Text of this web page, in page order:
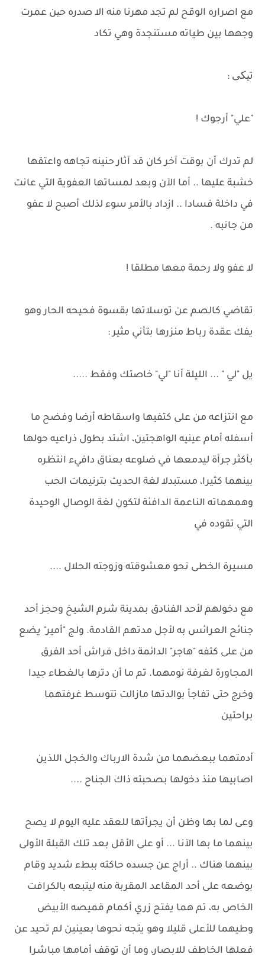
مع اصراره الوقح لم تجد مهرنا منه الا صدره حین عمرت
وجهها بين طياته مستنجدة وهي تكاد
تیکی :
"علي" أرجوك !
لم تدرك أن بوقت آخر كان قد آثار حنينه تجاهه واعتقها
خشبة عليها .. أما الآن وبعد لمساتها العفوية التي عانت
في داخلة فسادا .. ازداد بالأمر سوء لذلك أصبح لا عفو
من جانبه .
لا عفو ولا رحمة معها مطلقا !
تقاضي كالصم عن توسلاتها بقسوة فحيحه الحار وهو
يفك عقدة رباط منزرها بتأني مثير :
يل "لي " ... الليلة أنا "لي" خاصتك وفقط .....
مع انتزاعه من على كتفيها واسقاطه أرضا وفضح ما
أسفله أمام عينيه الواهجتين، اشتد بطول ذراعيه حولها
بأكثر جرأة ليدمعها في ضلوعه بعناق دافيء انتظره
بينهما كثيرا، مستبدلا لغة الحديث بترنيمات الحب
وهمهماته الناعمة الدافئة لتكون لغة الوصال الوحيدة
التي تقوده في
مسيرة الخطى نحو معشوقته وزوجته الحلال ....
مع دخولهم لأحد الفنادق بمدينة شرم الشيخ وحجز أحد
جنائح العرائس به لأجل مدتهم القادمة. ولج "أمير" يضع
من على كتفه "هاجر" الدائمة داخل فراش أحد الفرق
المجاورة لغرفة نومهما. تم ما أن دترها بالغطاء جيدا
وخرج حتى تفاجأ بوالدتها مازالت تتوسط غرفتهما
براحتين
أدمتهما ببعضهما من شدة الارباك والخجل اللذين
اصابيها منذ دخولها بصحبته ذاك الجناح ....
وعى لما بها وظن أن يجرأتها للعقد عليه اليوم لا يصح
بينهما ما بها الآنا ... أو على الأقل بعد تلك القبلة الأولى
بينهما هناك .. أراج عن جسده حاكته ببطء شديد وقام
بوضعه على أحد المقاعد المقربة منه ليتبعه بالكرافت
الخاص به، تم هما يفتح زري أكمام قميصه الأبيض
وطيهما للأعلى قليلا وهو يتجه نحوها بعينين لم تحيد عن
فعلها الخاطف للابصار، وما أن توقف أمامها مباشرا